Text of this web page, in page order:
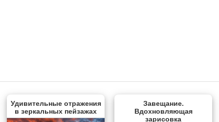
Удивительные отражения
в зеркальных пейзажах
Завещание.
Вдохновляющая
зарисовка